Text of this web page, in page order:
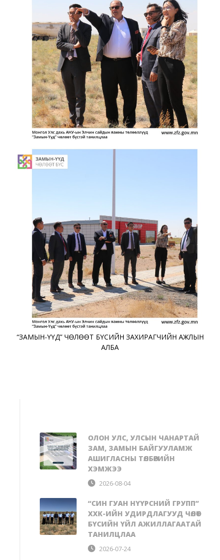
“ЗАМЫН-ҮҮД” ЧӨЛӨӨТ БҮСИЙН ЗАХИРАГЧИЙН АЖЛЫН
АЛБА
ОЛОН УЛС, УЛСЫН ЧАНАРТАЙ
ЗАМ, ЗАМЫН БАЙГУУЛАМЖ
АШИГЛАСНЫ ТӨЛБӨРИЙН
ХЭМЖЭЭ
2026-08-04
“СИН ГУАН НҮҮРСНИЙ ГРУПП”
ХХК-ИЙН УДИРДЛАГУУД ЧӨЛӨӨТ
БҮСИЙН ҮЙЛ АЖИЛЛАГААТАЙ
ТАНИЛЦЛАА
2026-07-24